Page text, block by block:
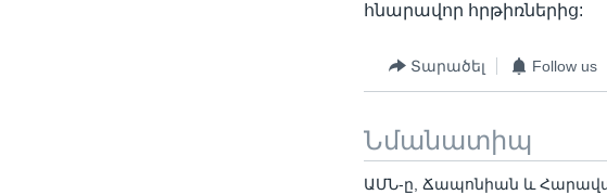
հնարավոր հրթիռներից:
Տարածել Follow us
Նմանատիպ
ԱՄՆ-ը, Ճապոնիան և